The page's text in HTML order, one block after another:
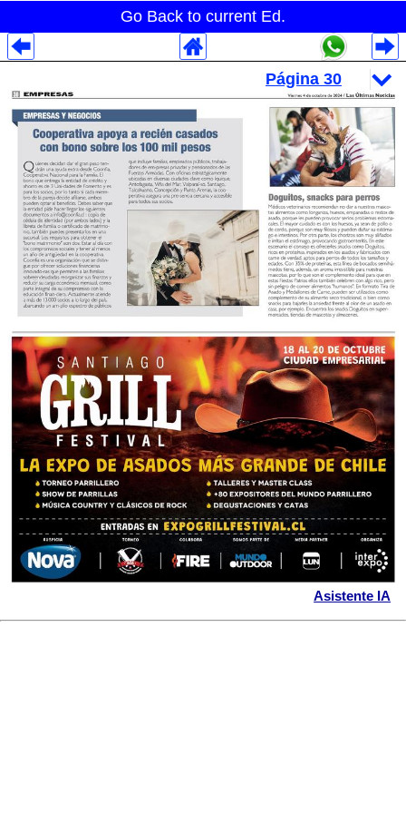
Go Back to current Ed.
Asistente IA
Despliegues Analytics
Despliegues Totales
Despliegues por Rubros